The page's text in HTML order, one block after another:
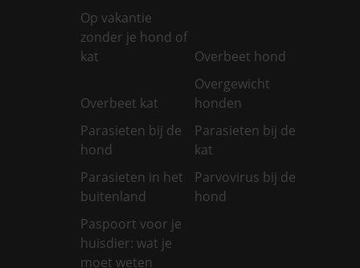
Op vakantie
zonder je hond of
kat
Overbeet hond
Overbeet kat
Overgewicht
honden
Parasieten bij de
hond
Parasieten bij de
kat
Parasieten in het
buitenland
Parvovirus bij de
hond
Paspoort voor je
huisdier: wat je
moet weten